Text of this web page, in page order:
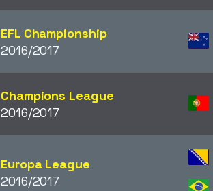
EFL Championship
2016/2017
Champions League
2016/2017
Europa League
2016/2017